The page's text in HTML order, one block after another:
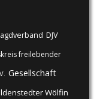
DJV
freilebender
Gesellschaft
Wölfin